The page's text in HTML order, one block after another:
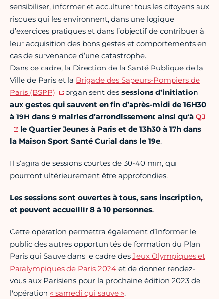
sensibiliser, informer et acculturer tous les citoyens aux
risques qui les environnent, dans une logique
d’exercices pratiques et dans l’objectif de contribuer à
leur acquisition des bons gestes et comportements en
cas de survenance d’une catastrophe.
Dans ce cadre, la Direction de la Santé Publique de la
Ville de Paris et la Brigade des Sapeurs-Pompiers de
Paris (BSPP)
organisent dessessions d’initiation
aux gestes qui sauvent en fin d’après-midi de 16H30
à 19H dans 9 mairies d’arrondissement ainsi qu'à QJ
le Quartier Jeunes à Paris et de 13h30 à 17h dans
la Maison Sport Santé Curial dans le 19e.
Il s’agira de sessions courtes de 30-40 min, qui
pourront ultérieurement être approfondies.
Les sessions sont ouvertes à tous, sans inscription,
et peuvent accueillir 8 à 10 personnes.
Cette opération permettra également d’informer le
public des autres opportunités de formation du Plan
Paris qui Sauve dans le cadre des Jeux Olympiques et
Paralympiques de Paris 2024 et de donner rendez-
vous aux Parisiens pour la prochaine édition 2023 de
l'opération « samedi qui sauve ».